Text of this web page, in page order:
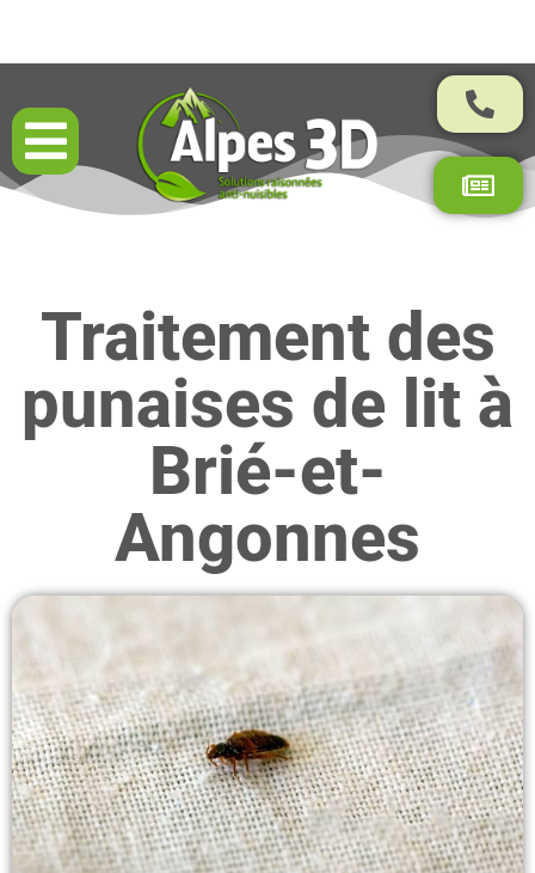
Résultats garantis par contrat
Traitement des
punaises de lit à
Brié-et-
Angonnes